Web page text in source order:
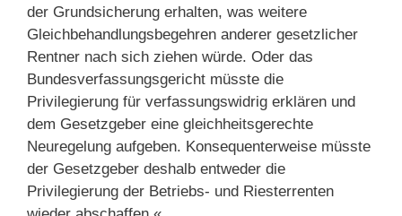
der Grundsicherung erhalten, was weitere
Gleichbehandlungsbegehren anderer gesetzlicher
Rentner nach sich ziehen würde. Oder das
Bundesverfassungsgericht müsste die
Privilegierung für verfassungswidrig erklären und
dem Gesetzgeber eine gleichheitsgerechte
Neuregelung aufgeben. Konsequenterweise müsste
der Gesetzgeber deshalb entweder die
Privilegierung der Betriebs- und Riesterrenten